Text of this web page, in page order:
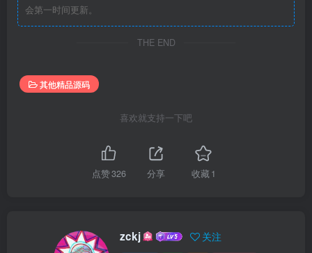
会第一时间更新。
THE END
其他精品源码
喜欢就支持一下吧
点赞326 分享 收藏1
zckj 关注